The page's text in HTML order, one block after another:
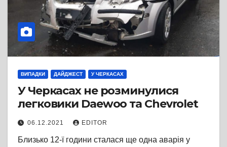
ВИПАДКИ ДАЙДЖЕСТ У ЧЕРКАСАХ
У Черкасах не розминулися
легковики Daewoo та Chevrolet
06.12.2021 EDITOR
Близько 12-ї години сталася ще одна аварія у